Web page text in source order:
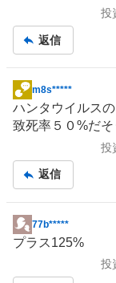
投
返信
掲
示
板
m8s*****
ハンタウイルス
致死率５０%だそ
投
返信
掲
示
77b*****
プラス125%
投